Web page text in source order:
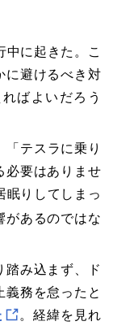
中に起きた。こ
に避けるべき対
ばよいだろう
「テスラに乗り
必要はありませ
眠りしてしまっ
があるのではな
踏み込まず、ド
義務を怠ったと
。経緯を見れ